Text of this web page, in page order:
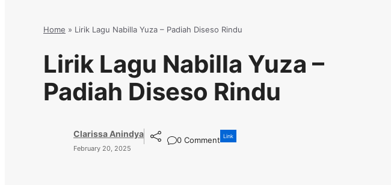
Home » Lirik Lagu Nabilla Yuza – Padiah Diseso Rindu
Lirik Lagu Nabilla Yuza –
Padiah Diseso Rindu
Clarissa Anindya
February 20, 2025
0 Comment Link